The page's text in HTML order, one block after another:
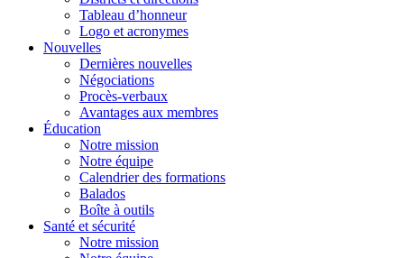
Tableau d’honneur
Logo et acronymes
Nouvelles
Dernières nouvelles
Négociations
Procès-verbaux
Avantages aux membres
Éducation
Notre mission
Notre équipe
Calendrier des formations
Balados
Boîte à outils
Santé et sécurité
Notre mission